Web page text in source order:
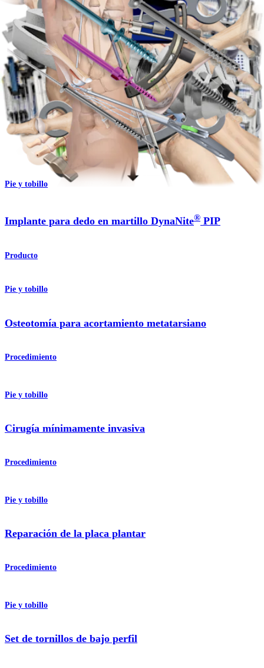
Osteotomía de Cotton
Procedimiento
Pie y tobillo
Placas de compresión de nitinol DynaNite
Producto
Pie y tobillo
Implante para dedo en martillo DynaNite® PIP
Producto
Pie y tobillo
Osteotomía para acortamiento metatarsiano
Procedimiento
Pie y tobillo
Cirugía mínimamente invasiva
Procedimiento
Pie y tobillo
Reparación de la placa plantar
Procedimiento
Pie y tobillo
Set de tornillos de bajo perfil